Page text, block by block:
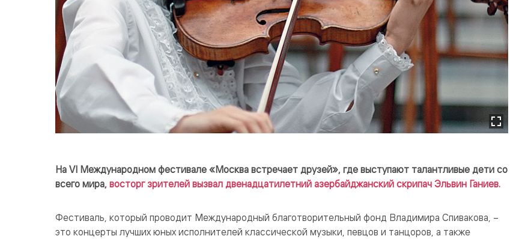
На VI Международном фестивале «Москва встречает друзей», где выступают талантливые дети со
всего мира, восторг зрителей вызвал двенадцатилетний азербайджанский скрипач Эльвин Ганиев.
Фестиваль, который проводит Международный благотворительный фонд Владимира Спивакова, –
это концерты лучших юных исполнителей классической музыки, певцов и танцоров, а также